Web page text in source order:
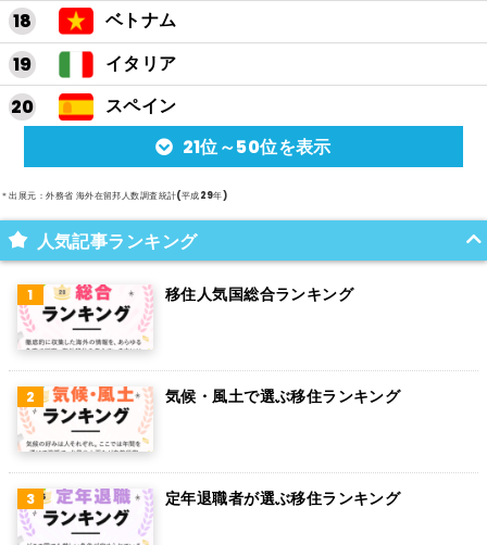
ベトナム
イタリア
スペイン
アルゼンチン
メキシコ
スイス
オランダ
グアム
パラグアイ
アラブ首長国連邦
スウェーデン
21位～50位を表示
＊出展元：外務省 海外在留邦人数調査統計(平成29年)
人気記事ランキング
移住人気国総合ランキング
気候・風土で選ぶ移住ランキング
定年退職者が選ぶ移住ランキング